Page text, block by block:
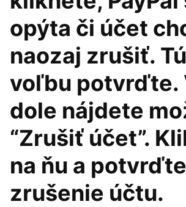
opýta či účet
naozaj zrušiť.
voľbu potvrďte.
dole nájdete
“Zrušiť účet”.
na ňu a potvrďte
zrušenie účtu.